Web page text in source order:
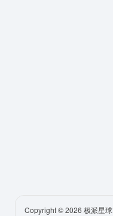
Copyright © 2026 极派星球